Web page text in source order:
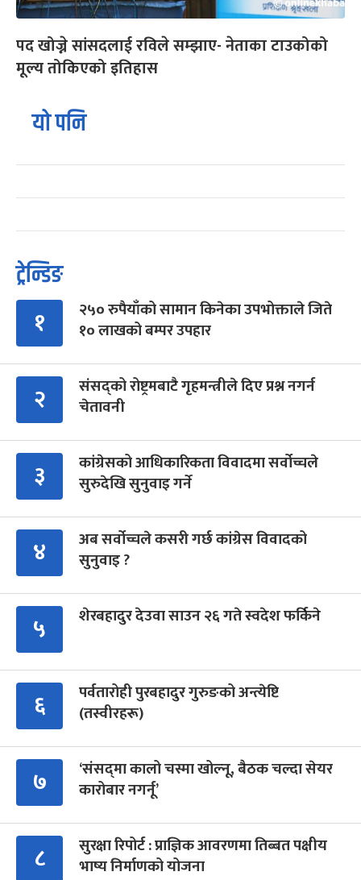
पद खोज्ने सांसदलाई रविले सम्झाए- नेताका टाउकोको
मूल्य तोकिएको इतिहास
यो पनि
ट्रेन्डिङ
१
२५० रुपैयाँको सामान किनेका उपभोक्ताले जिते
१० लाखको बम्पर उपहार
२
संसद्को रोष्ट्रमबाटै गृहमन्त्रीले दिए प्रश्न नगर्न
चेतावनी
३
कांग्रेसको आधिकारिकता विवादमा सर्वोच्चले
सुरुदेखि सुनुवाइ गर्ने
४
अब सर्वोच्चले कसरी गर्छ कांग्रेस विवादको
सुनुवाइ ?
५ शेरबहादुर देउवा साउन २६ गते स्वदेश फर्किने
६
पर्वतारोही पुरबहादुर गुरुङको अन्त्येष्टि
(तस्वीरहरू)
७
‘संसद्‍मा कालो चस्मा खोल्नू, बैठक चल्दा सेयर
कारोबार नगर्नू’
८
सुरक्षा रिपोर्ट : प्राज्ञिक आवरणमा तिब्बत पक्षीय
भाष्य निर्माणको योजना